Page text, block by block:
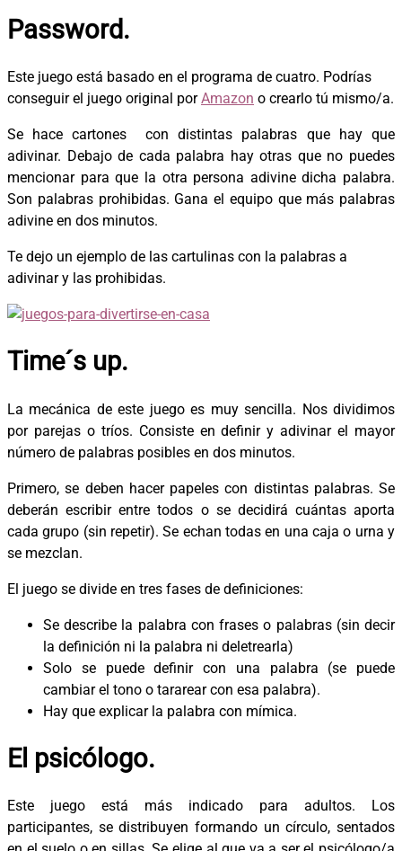
Password.
Este juego está basado en el programa de cuatro. Podrías
conseguir el juego original porAmazon o crearlo tú mismo/a.
Se hace cartones con distintas palabras que hay que
adivinar. Debajo de cada palabra hay otras que no puedes
mencionar para que la otra persona adivine dicha palabra.
Son palabras prohibidas. Gana el equipo que más palabras
adivine en dos minutos.
Te dejo un ejemplo de las cartulinas con la palabras a
adivinar y las prohibidas.
Time´s up.
La mecánica de este juego es muy sencilla. Nos dividimos
por parejas o tríos. Consiste en definir y adivinar el mayor
número de palabras posibles en dos minutos.
Primero, se deben hacer papeles con distintas palabras. Se
deberán escribir entre todos o se decidirá cuántas aporta
cada grupo (sin repetir). Se echan todas en una caja o urna y
se mezclan.
El juego se divide en tres fases de definiciones:
Se describe la palabra con frases o palabras (sin decir
la definición ni la palabra ni deletrearla)
Solo se puede definir con una palabra (se puede
cambiar el tono o tararear con esa palabra).
Hay que explicar la palabra con mímica.
El psicólogo.
Este juego está más indicado para adultos. Los
participantes, se distribuyen formando un círculo, sentados